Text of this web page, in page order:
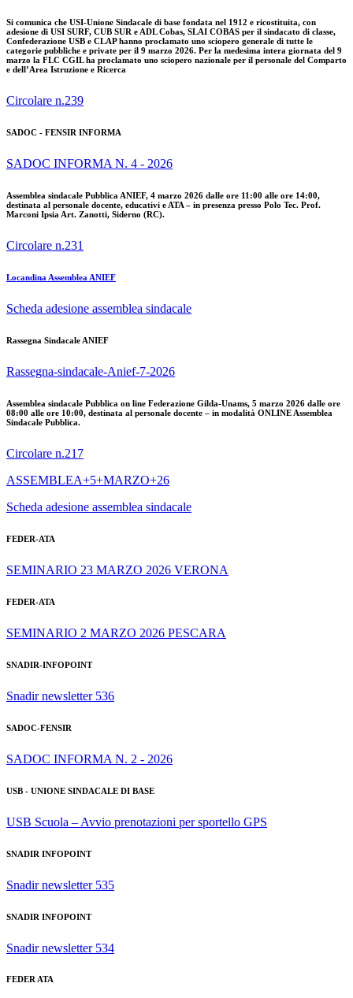
Si comunica che USI-Unione Sindacale di base fondata nel 1912 e ricostituita, con
adesione di USI SURF, CUB SUR e ADL Cobas, SLAI COBAS per il sindacato di classe,
Confederazione USB e CLAP hanno proclamato uno sciopero generale di tutte le
categorie pubbliche e private per il 9 marzo 2026. Per la medesima intera giornata del 9
marzo la FLC CGIL ha proclamato uno sciopero nazionale per il personale del Comparto
e dell’Area Istruzione e Ricerca
Circolare n.239
SADOC - FENSIR INFORMA
SADOC INFORMA N. 4 - 2026
Assemblea sindacale Pubblica ANIEF, 4 marzo 2026 dalle ore 11:00 alle ore 14:00,
destinata al personale docente, educativi e ATA – in presenza presso Polo Tec. Prof.
Marconi Ipsia Art. Zanotti, Siderno (RC).
Circolare n.231
Locandina Assemblea ANIEF
Scheda adesione assemblea sindacale
Rassegna Sindacale ANIEF
Rassegna-sindacale-Anief-7-2026
Assemblea sindacale Pubblica on line Federazione Gilda-Unams, 5 marzo 2026 dalle ore
08:00 alle ore 10:00, destinata al personale docente – in modalità ONLINE Assemblea
Sindacale Pubblica.
Circolare n.217
ASSEMBLEA+5+MARZO+26
Scheda adesione assemblea sindacale
FEDER-ATA
SEMINARIO 23 MARZO 2026 VERONA
FEDER-ATA
SEMINARIO 2 MARZO 2026 PESCARA
SNADIR-INFOPOINT
Snadir newsletter 536
SADOC-FENSIR
SADOC INFORMA N. 2 - 2026
USB - UNIONE SINDACALE DI BASE
USB Scuola – Avvio prenotazioni per sportello GPS
SNADIR INFOPOINT
Snadir newsletter 535
SNADIR INFOPOINT
Snadir newsletter 534
FEDER ATA